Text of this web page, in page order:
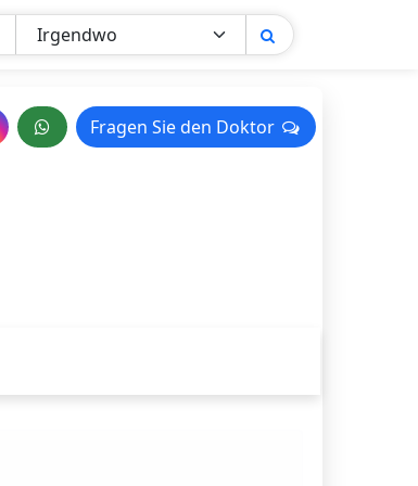
NachrichtFragen Sie den Doktor
Fragen Sie den Doktor